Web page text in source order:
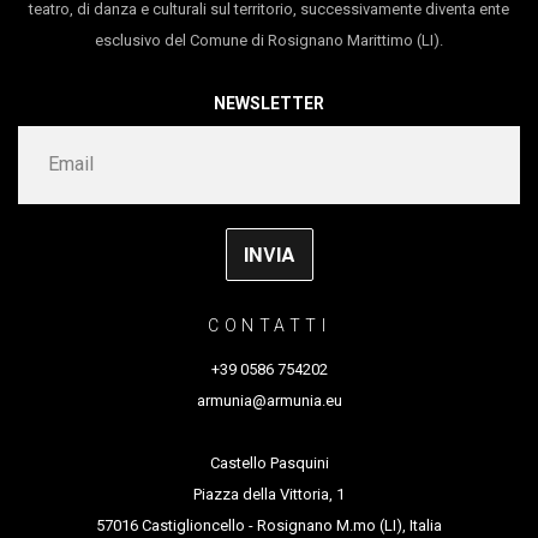
cantante Rosanna Rossoni, Kaya Anderson e diversi
formata in Danza Sensibile® con il coreografo Claude
teatro, di danza e culturali sul territorio, successivamente diventa ente
esclusivo del Comune di Rosignano Marittimo (LI).
NEWSLETTER
CONTATTI
+39 0586 754202
armunia@armunia.eu
Castello Pasquini
Piazza della Vittoria, 1
57016 Castiglioncello - Rosignano M.mo (LI), Italia